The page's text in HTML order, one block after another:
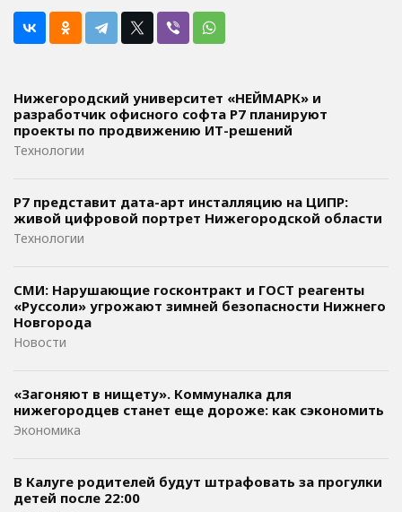
Нижегородский университет «НЕЙМАРК» и
разработчик офисного софта P7 планируют
проекты по продвижению ИТ-решений
Технологии
Р7 представит дата-арт инсталляцию на ЦИПР:
живой цифровой портрет Нижегородской области
Технологии
СМИ: Нарушающие госконтракт и ГОСТ реагенты
«Руссоли» угрожают зимней безопасности Нижнего
Новгорода
Новости
«Загоняют в нищету». Коммуналка для
нижегородцев станет еще дороже: как сэкономить
Экономика
В Калуге родителей будут штрафовать за прогулки
детей после 22:00